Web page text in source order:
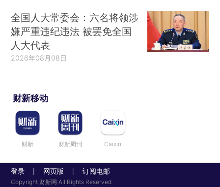
全国人大常委会：六名将领涉
嫌严重违纪违法 被罢免全国
人大代表
2026年08月08日
财新移动
财新 财新周刊 Caixin
登录 网页版 订阅电邮
Copyright 财新网 All Rights Reserved